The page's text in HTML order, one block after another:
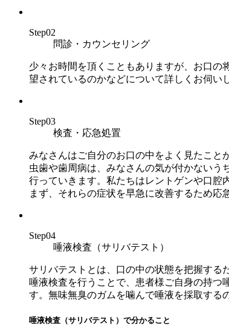
Step02
問診・カウンセリング
少々お時間を頂くこともありますが、お口
望されているのかなどについて詳しくお伺い
Step03
検査・応急処置
みなさんはご自分のお口の中をよく見たこと
虫歯や歯周病は、みなさんの気が付かないう
行っていきます。私たちはレントゲンや口腔
まず、それらの症状を早急に改善するため応
Step04
唾液検査（サリバテスト）
サリバテストとは、口の中の状態を把握する
唾液検査を行うことで、患者様ご自身の持
す。無味無臭のガムを噛んで唾液を採取する
唾液検査（サリバテスト）で分かること